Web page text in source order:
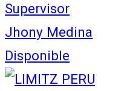
Supervisor
Jhony Medina
Disponible